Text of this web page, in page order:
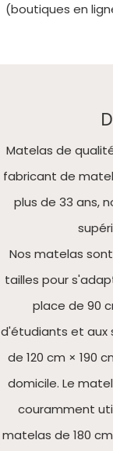
(boutiques en
Matelas de
fabricant de
plus de 33 ans,
Nos matelas
tailles pour
place de 90
d'étudiants et aux
de 120 cm × 190
domicile. Le
couramment
matelas de 180